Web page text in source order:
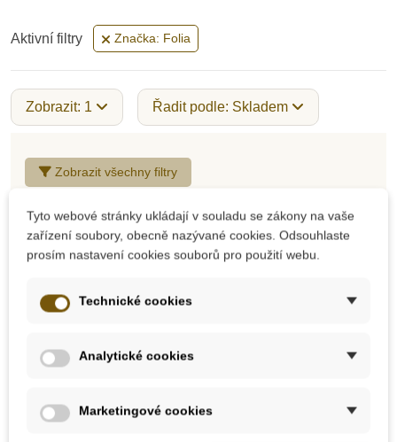
Vzdělávací hračky
Stavebnice
Hry a hlavolamy
Praktický život
Aktivní filtry Značka: Folia
Zobrazit: 1 Řadit podle: Skladem
Zobrazit všechny filtry
Tyto webové stránky ukládají v souladu se zákony na vaše
zařízení soubory, obecně nazývané cookies. Odsouhlaste
prosím nastavení cookies souborů pro použití webu.
Technické cookies
Analytické cookies
Marketingové cookies